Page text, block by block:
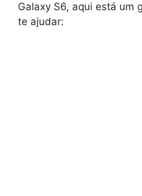
Galaxy S6, aqui está um
te ajudar: